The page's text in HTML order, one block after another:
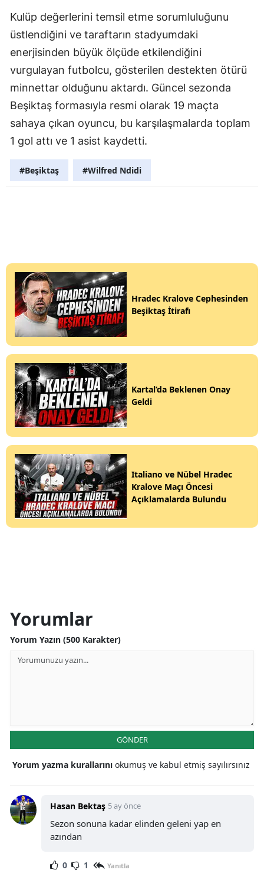
Kulüp değerlerini temsil etme sorumluluğunu
üstlendiğini ve taraftarın stadyumdaki
enerjisinden büyük ölçüde etkilendiğini
vurgulayan futbolcu, gösterilen destekten ötürü
minnettar olduğunu aktardı. Güncel sezonda
Beşiktaş formasıyla resmi olarak 19 maçta
sahaya çıkan oyuncu, bu karşılaşmalarda toplam
1 gol attı ve 1 asist kaydetti.
#Beşiktaş #Wilfred Ndidi
Hradec Kralove Cephesinden
Beşiktaş İtirafı
Kartal’da Beklenen Onay
Geldi
Italiano ve Nübel Hradec
Kralove Maçı Öncesi
Açıklamalarda Bulundu
Yorumlar
Yorum Yazın (500 Karakter)
GÖNDER
Yorum yazma kurallarını okumuş ve kabul etmiş sayılırsınız
Hasan Bektaş 5 ay önce
Sezon sonuna kadar elinden geleni yap en
azından
0 1 Yanıtla